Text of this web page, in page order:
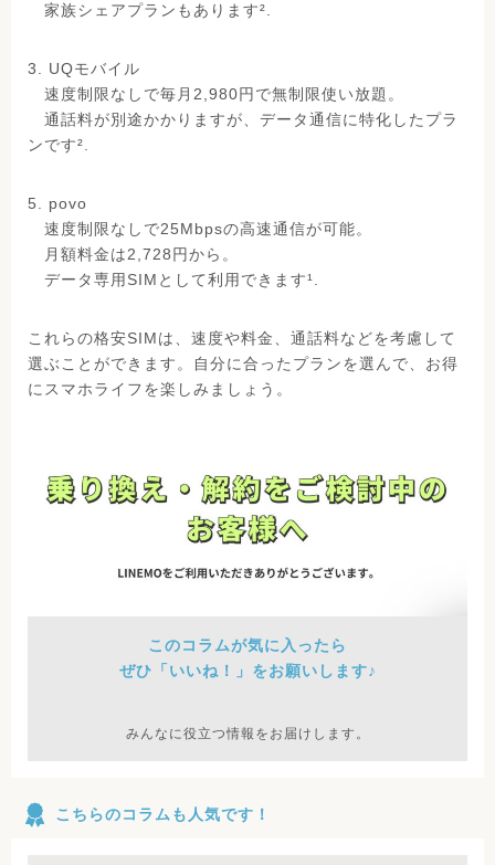
家族シェアプランもあります².
3. UQモバイル
速度制限なしで毎月2,980円で無制限使い放題。
通話料が別途かかりますが、データ通信に特化したプラ
ンです².
5. povo
速度制限なしで25Mbpsの高速通信が可能。
月額料金は2,728円から。
データ専用SIMとして利用できます¹.
これらの格安SIMは、速度や料金、通話料などを考慮して
選ぶことができます。自分に合ったプランを選んで、お得
にスマホライフを楽しみましょう。
このコラムが気に入ったら
ぜひ「いいね！」をお願いします♪
みんなに役立つ情報をお届けします。
こちらのコラムも人気です！